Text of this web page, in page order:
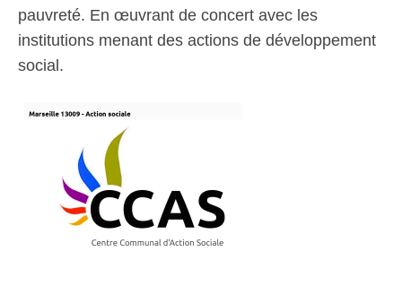
pauvreté. En œuvrant de concert avec les
institutions menant des actions de développement
social.